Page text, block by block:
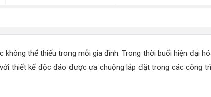
không thể thiếu trong mỗi gia đình. Trong thời buổi hiện đại
với thiết kế độc đáo được ưa chuộng lắp đặt trong các công